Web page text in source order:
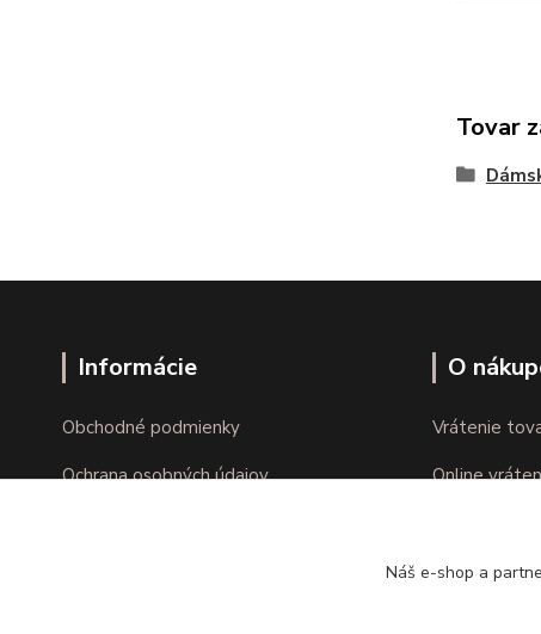
Tovar
Informácie
Obchodné podmienky
Ochrana osobných údajov
O
Vrátenie
Online
Náš e-shop a